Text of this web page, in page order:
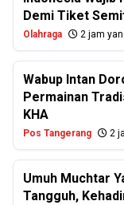
Demi Tiket
Olahraga 2 jam
Wabup Intan
Permainan
KHA
Pos Tangerang 2
Umuh Muchtar
Tangguh,